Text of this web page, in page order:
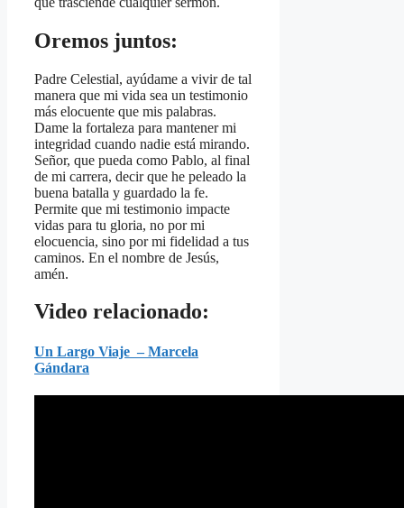
Oremos juntos:
Padre Celestial, ayúdame a vivir de tal
manera que mi vida sea un testimonio
más elocuente que mis palabras.
Dame la fortaleza para mantener mi
integridad cuando nadie está mirando.
Señor, que pueda como Pablo, al final
de mi carrera, decir que he peleado la
buena batalla y guardado la fe.
Permite que mi testimonio impacte
vidas para tu gloria, no por mi
elocuencia, sino por mi fidelidad a tus
caminos. En el nombre de Jesús,
amén.
Video relacionado:
Un Largo Viaje – Marcela
Gándara